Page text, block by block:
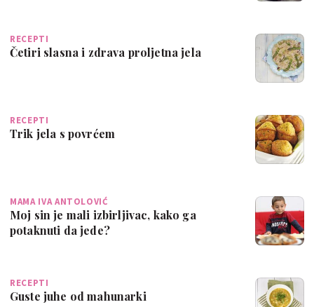
RECEPTI
Četiri slasna i zdrava proljetna jela
RECEPTI
Trik jela s povrćem
MAMA IVA ANTOLOVIĆ
Moj sin je mali izbirljivac, kako ga
potaknuti da jede?
RECEPTI
Guste juhe od mahunarki